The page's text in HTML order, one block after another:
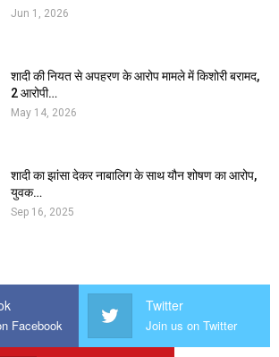
Jun 1, 2026
शादी की नियत से अपहरण के आरोप मामले में किशोरी बरामद,
2 आरोपी…
May 14, 2026
शादी का झांसा देकर नाबालिग के साथ यौन शोषण का आरोप,
युवक…
Sep 16, 2025
Facebook
Twitter
Join us on Twitter